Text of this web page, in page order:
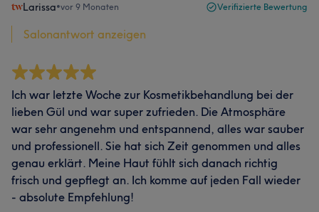
Larissa•vor 9 Monaten Verifizierte Bewertung
Salonantwort anzeigen
Ich war letzte Woche zur Kosmetikbehandlung bei der
lieben Gül und war super zufrieden. Die Atmosphäre
war sehr angenehm und entspannend, alles war sauber
und professionell. Sie hat sich Zeit genommen und alles
genau erklärt. Meine Haut fühlt sich danach richtig
frisch und gepflegt an. Ich komme auf jeden Fall wieder
- absolute Empfehlung!